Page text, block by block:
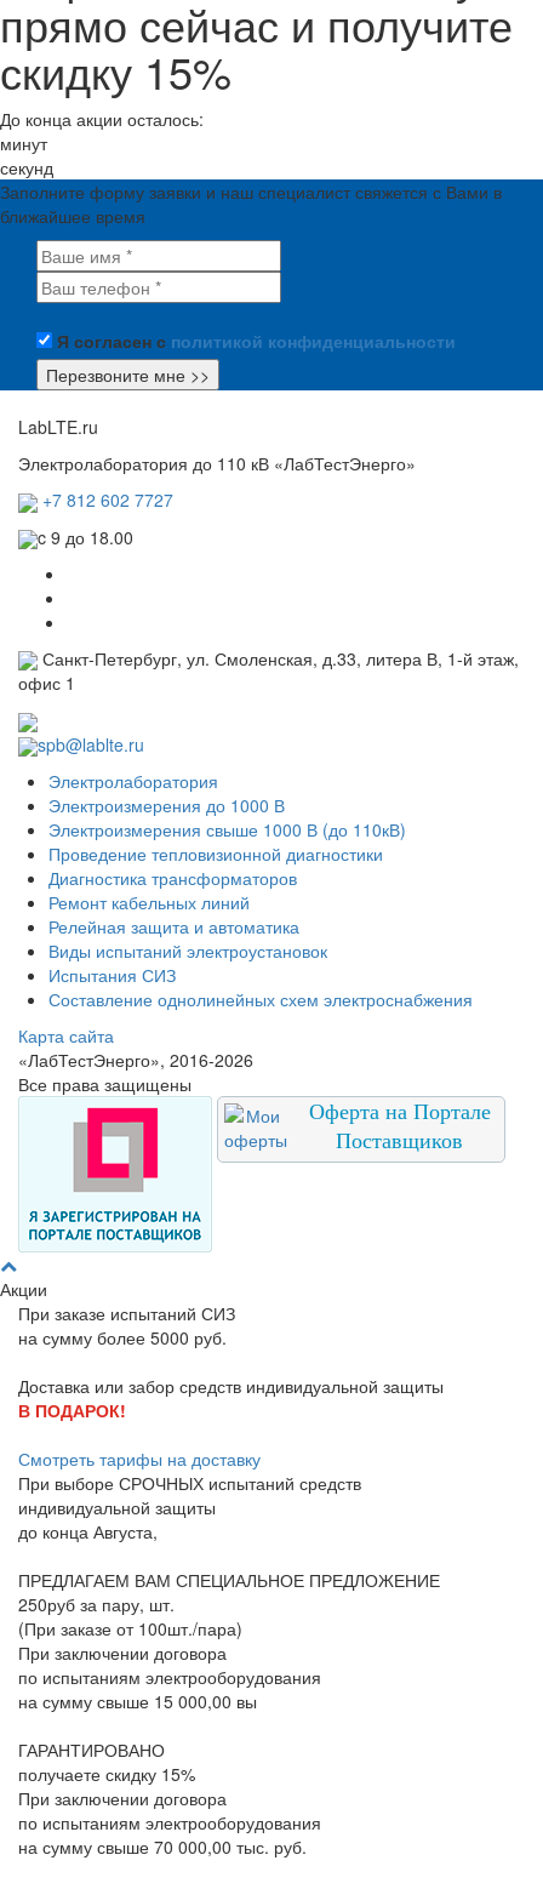
прямо сейчас и получите
скидку 15%
До конца акции осталось:
минут
секунд
Заполните форму заявки и наш специалист свяжется с Вами в
ближайшее время
Я согласен с политикой конфиденциальности
LabLTE.ru
Электролаборатория до 110 кВ «ЛабТестЭнерго»
+7 812 602 7727
c 9 до 18.00
Санкт-Петербург, ул. Смоленская, д.33, литера В, 1-й этаж,
офис 1
spb@lablte.ru
Электролаборатория
Электроизмерения до 1000 В
Электроизмерения свыше 1000 В (до 110кВ)
Проведение тепловизионной диагностики
Диагностика трансформаторов
Ремонт кабельных линий
Релейная защита и автоматика
Виды испытаний электроустановок
Испытания СИЗ
Составление однолинейных схем электроснабжения
Карта сайта
«ЛабТестЭнерго», 2016-2026
Все права защищены
Оферта на Портале
Поставщиков
Акции
При заказе испытаний СИЗ
на сумму более 5000 руб.
Доставка или забор средств индивидуальной защиты
В ПОДАРОК!
Смотреть тарифы на доставку
При выборе СРОЧНЫХ испытаний средств
индивидуальной защиты
до конца Августа,
ПРЕДЛАГАЕМ ВАМ СПЕЦИАЛЬНОЕ ПРЕДЛОЖЕНИЕ
250руб за пару, шт.
(При заказе от 100шт./пара)
При заключении договора
по испытаниям электрооборудования
на сумму свыше 15 000,00 вы
ГАРАНТИРОВАНО
получаете скидку 15%
При заключении договора
по испытаниям электрооборудования
на сумму свыше 70 000,00 тыс. руб.